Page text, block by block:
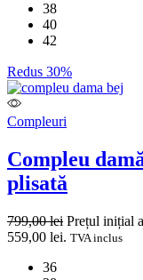
38
40
42
Redus 30%
Compleuri
Compleu
plisată
799,00lei Prețul inițial
559,00 lei. TVA inclus
36